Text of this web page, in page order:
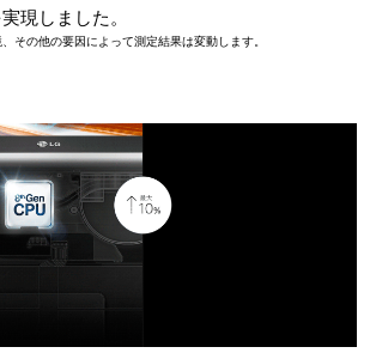
現しました。
その他の要因によって測定結果は変動します。